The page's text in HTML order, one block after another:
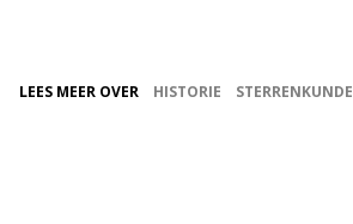
LEES MEER OVER HISTORIE STERRENKUNDE